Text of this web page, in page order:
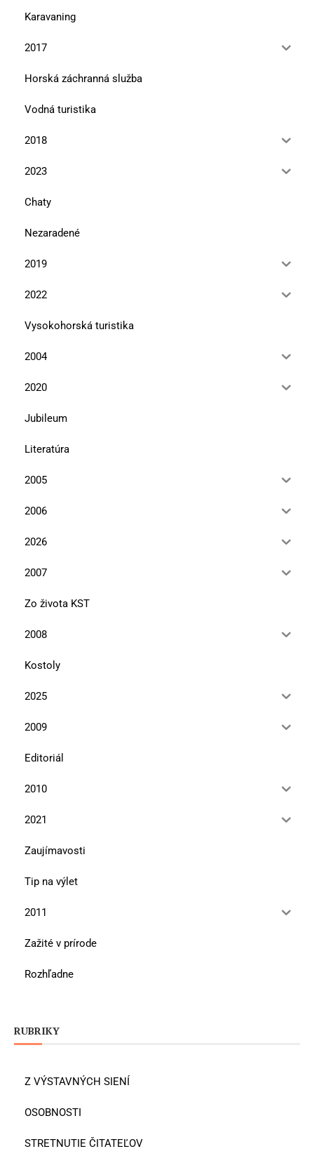
Karavaning
2017
Horská záchranná služba
Vodná turistika
2018
2023
Chaty
Nezaradené
2019
2022
Vysokohorská turistika
2004
2020
Jubileum
Literatúra
2005
2006
2026
2007
Zo života KST
2008
Kostoly
2025
2009
Editoriál
2010
2021
Zaujímavosti
Tip na výlet
2011
Zažité v prírode
Rozhľadne
RUBRIKY
Z VÝSTAVNÝCH SIENÍ
OSOBNOSTI
STRETNUTIE ČITATEĽOV